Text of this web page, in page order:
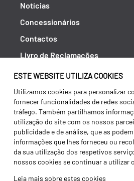
ESTE WEBSITE UTILIZA COOKIES
Utilizamos cookies para personalizar
fornecer funcionalidades de redes
tráfego. Também partilhamos
utilização do site com os nossos
publicidade e de análise, que as
informações que lhes forneceu ou
da sua utilização dos respetivos
nossos cookies se continuar a utilizar
Leia mais sobre estes cookies
Notícias
Concessionários
Contactos
Livro de Reclamações
Política de Privacidade
Canal de Denúncias (RGPC)
Termos e condições